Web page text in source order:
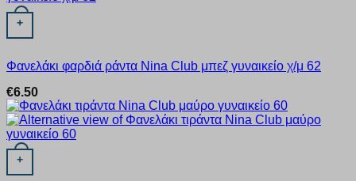
+
Αυτό το προϊόν έχει πολλαπλές παραλλαγές. Οι επιλογές
Φανελάκι φαρδιά ράντα Nina Club μπεζ γυναικείο χ/μ 62
€6.50
+
Αυτό το προϊόν έχει πολλαπλές παραλλαγές. Οι επιλογές